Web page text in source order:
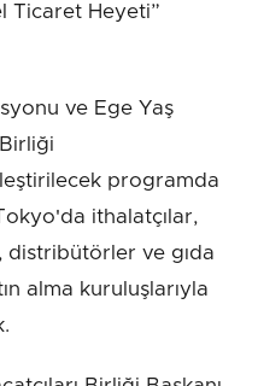
Ticaret Heyeti”
ve Ege Yaş
programda
ithalatçılar,
distribütörler ve gıda
alma kuruluşlarıyla